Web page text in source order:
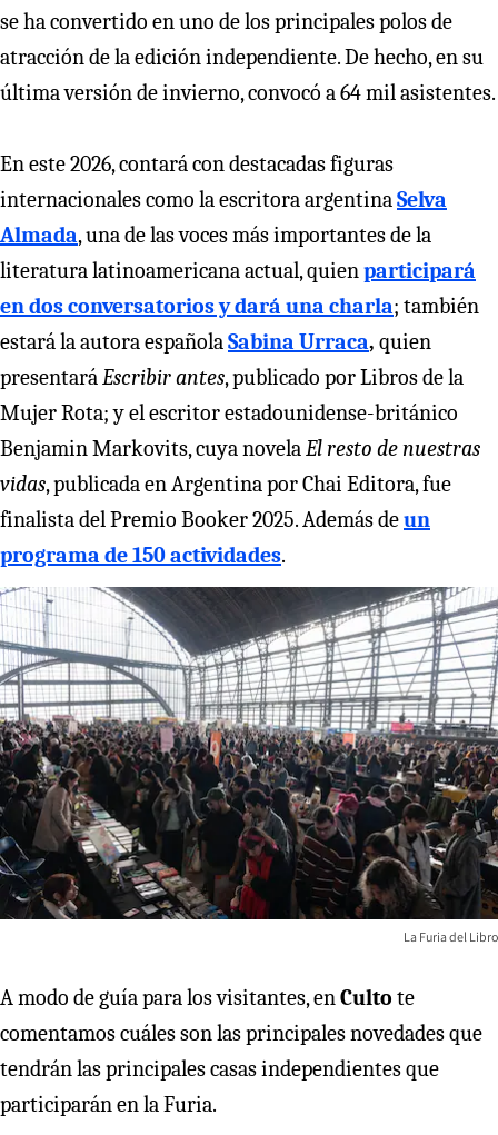
se ha convertido en uno de los principales polos de
atracción de la edición independiente. De hecho, en su
última versión de invierno, convocó a 64 mil asistentes.
En este 2026, contará con destacadas figuras
internacionales como la escritora argentinaSelva
Almada, una de las voces más importantes de la
literatura latinoamericana actual, quienparticipará
en dos conversatorios y dará una charla; también
estará la autora españolaSabina Urraca, quien
presentaráEscribir antes, publicado por Libros de la
Mujer Rota; y el escritor estadounidense-británico
Benjamin Markovits, cuya novelaEl resto de nuestras
vidas, publicada en Argentina por Chai Editora, fue
finalista del Premio Booker 2025. Además deun
programa de 150 actividades.
La Furia del Libro
A modo de guía para los visitantes, en Culto te
comentamos cuáles son las principales novedades que
tendrán las principales casas independientes que
participarán en la Furia.